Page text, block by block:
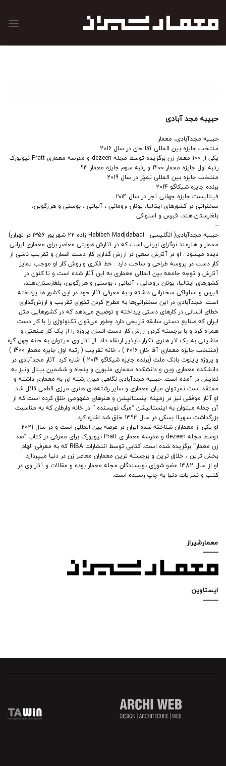
محتوا
حبیبه مجد آبادی
حبیبه مجدآبادی، معمار
منتخب جایزه بین المللی آقا خان در سال 2016
یکی از 100 معمار زن برگزیده توسط مجله dezeen و مدرسه معماری Pratt نیویورک
رتبه اول جایزه معمار 1400 و رتبه سوم جایزه معمار 93
منتخب جایزه بین المللی تمیٌز در سال 2019
برنده جایزه شیکاگو 2014
فینالیست جایزه جهانی آجر در سال ۲۰۱۴
سخنرانی در کشورهای ایتالیا، یونان ،رومانی ، آلبانی ، بوسنی و هرزگوین،
بلغارستان،هند، قبرس و اسلواکی
–
حبیبه مجدآبادی( انگلیسی : Habibeh Madjdabadi زاده 22 شهریور ۱۳56 در تهران)
معمار و هنرمند نوگرای ایرانی است که در آثارش هویتی معاصر برای معماری ایرانی
دیده میشود . او در آثارش سعی در ارزش گذاری کار دست انسان و تقریب ناشی از
کار دست در پروسه طراحی و ساخت دارد . خط فکری و روش کار او موجب تمایز
آثارش و توجه جامعه بین المللی معماری به این آثار شده است و تا کنون در
کشورهای ایتالیا، یونان ،رومانی ، آلبانی ، بوسنی و هرزگوین، بلغارستان،هند،
قبرس و اسلواکی سخنرانی داشته و به معرفی آثار خود در این کشور ها پرداخته
است. مجدآبادی در این سخنرانی‌ها به مطرح کردن تئوری تقریب و ارزش‌گذاری
خطای انسانی در کارهای دستی پرداخته و توضیح می‌دهد که در کشورهایی مثل
ایران که صنایع دستی سابقه تاریخی دارد چطور می‌توان تکنولوژی را با کار دست
همراه کرد و با برجسته کردن ارزش‌ کار دست انسان پروژه را از یک کار صنعتی و
ماشینی به یک اثر هنری تکرار ناپذیر ارتقاء داد. از آثار وی میتوان به خانه چهل گره
(منتخب جایزه معماری آقا خان 2016 ) ، خانه تقریب ( رتبه اول جایزه معمار 1400 )
و پروژه پایلوت بانک ملت (برنده جایزه شیکاگو 2014 ) اشاره کرد. آثار مجدآبادی در
دانشکده معماری وین و دانشکده معماری ملبورن و پنجاه و ششمین بینال ونیز به
نمایش در آمده است. حبیبه مجدآبادی نگاهی میان رشته ای به معماری داشته و
معتقد است نمیتوان میان معماری و سایر رشته‌های هنری مرزی قطعی قائل شد.
او آثار موفقی نیز در زمینه اینستالیشن و هنرهای مفهومی خلق کرده است که از
آن جمله میتوان به اینستالیشن “مرگ نویسنده ” در خانه وارطان که به مناسبت
بزرگداشت سهیلا بسکی در سال 1394 خلق شد اشاره کرد.
او یکی از معماران شناخته شده ایران در عرصه بین المللی است و در سال 2021
توسط مجله dezeen و مدرسه معمار ی Pratt نیویورک برای معرفی در کتاب “صد
زن معمار” برگزیده شده است. کتابی توسط انتشارات RIBA که به معرفی الهام
بخش ترین ، خلاق ترین و برجسته ترین معماران معاصر زن در دنیا میپردازد.
او از سال 1382 عضو شورای نویسندگان مجله معمار بوده و مقالات و آثار وی در
کتب و نشریات دنیا به چاپ رسیده است.
معمارشیراز
ایستاوین